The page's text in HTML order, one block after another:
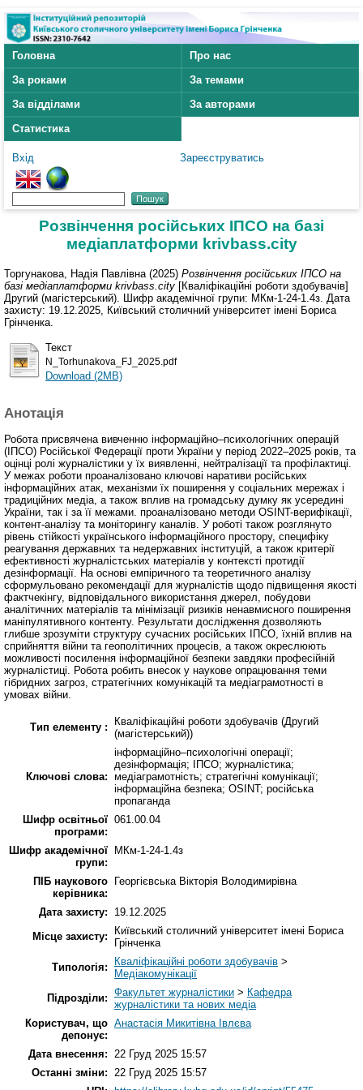
Головна
Про нас
За роками
За темами
За відділами
За авторами
Статистика
Вхід Зареєструватись
Розвінчення російських ІПСО на базі
медіаплатформи krivbass.city
Торгунакова, Надія Павлівна (2025) Розвінчення російських ІПСО на
базі медіаплатформи krivbass.city [Кваліфікаційні роботи здобувачів]
Другий (магістерський). Шифр академічної групи: МКм-1-24-1.4з. Дата
захисту: 19.12.2025, Київський столичний університет імені Бориса
Грінченка.
Текст
N_Torhunakova_FJ_2025.pdf
Download (2MB)
Анотація
Робота присвячена вивченню інформаційно–психологічних операцій
(ІПСО) Російської Федерації проти України у період 2022–2025 років, та
оцінці ролі журналістики у їх виявленні, нейтралізації та профілактиці.
У межах роботи проаналізовано ключові наративи російських
інформаційних атак, механізми їх поширення у соціальних мережах і
традиційних медіа, а також вплив на громадську думку як усередині
України, так і за її межами. проаналізовано методи OSINT-верифікації,
контент-аналізу та моніторингу каналів. У роботі також розглянуто
рівень стійкості українського інформаційного простору, специфіку
реагування державних та недержавних інституцій, а також критерії
ефективності журналістських матеріалів у контексті протидії
дезінформації. На основі емпіричного та теоретичного аналізу
сформульовано рекомендації для журналістів щодо підвищення якості
фактчекінгу, відповідального використання джерел, побудови
аналітичних матеріалів та мінімізації ризиків ненавмисного поширення
маніпулятивного контенту. Результати дослідження дозволяють
глибше зрозуміти структуру сучасних російських ІПСО, їхній вплив на
сприйняття війни та геополітичних процесів, а також окреслюють
можливості посилення інформаційної безпеки завдяки професійній
журналістиці. Робота робить внесок у наукове опрацювання теми
гібридних загроз, стратегічних комунікацій та медіаграмотності в
умовах війни.
Тип елементу :
Кваліфікаційні роботи здобувачів (Другий
(магістерський))
Ключові слова:
інформаційно–психологічні операції;
дезінформація; ІПСО; журналістика;
медіаграмотність; стратегічні комунікації;
інформаційна безпека; OSINT; російська
пропаганда
Шифр освітньої
програми:
061.00.04
Шифр академічної
групи:
МКм-1-24-1.4з
ПІБ наукового
керівника:
Георгієвська Вікторія Володимирівна
Дата захисту:
19.12.2025
Місце захисту:
Київський столичний університет імені Бориса
Грінченка
Типологія:
Кваліфікаційні роботи здобувачів >
Медіакомунікації
Підрозділи: Факультет журналістики > Кафедра
журналістики та нових медіа
Користувач, що
депонує:
Анастасія Микитівна Івлєва
Дата внесення: 22 Груд 2025 15:57
Останні зміни: 22 Груд 2025 15:57